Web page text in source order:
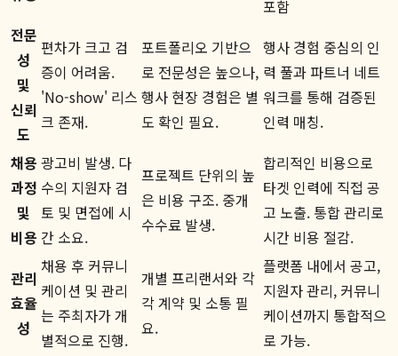
포함
전문
성
및
신뢰
도
편차가 크고 검
증이 어려움.
'No-show' 리스
크 존재.
포트폴리오 기반으
로 전문성은 높으나,
행사 현장 경험은 별
도 확인 필요.
행사 경험 중심의 인
력 풀과 파트너 네트
워크를 통해 검증된
인력 매칭.
채용
과정
및
비용
광고비 발생. 다
수의 지원자 검
토 및 면접에 시
간 소요.
프로젝트 단위의 높
은 비용 구조. 중개
수수료 발생.
합리적인 비용으로
타겟 인력에 직접 공
고 노출. 통합 관리로
시간 비용 절감.
관리
효율
성
채용 후 커뮤니
케이션 및 관리
는 주최자가 개
별적으로 진행.
개별 프리랜서와 각
각 계약 및 소통 필
요.
플랫폼 내에서 공고,
지원자 관리, 커뮤니
케이션까지 통합적으
로 가능.